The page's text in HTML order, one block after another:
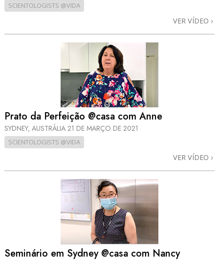
SCIENTOLOGISTS @VIDA
VER VÍDEO
Prato da Perfeição @casa com Anne
SYDNEY, AUSTRÁLIA 21 DE MARÇO DE 2021
SCIENTOLOGISTS @VIDA
VER VÍDEO
Seminário em Sydney @casa com Nancy